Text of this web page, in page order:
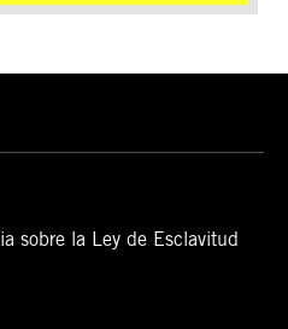
sobre la Ley de Esclavitud